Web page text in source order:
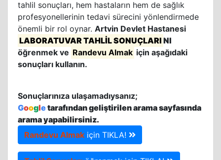
tahlil sonuçları, hem hastaların hem de sağlık
profesyonellerinin tedavi sürecini yönlendirmede
önemli bir rol oynar. Artvin Devlet Hastanesi
LABORATUVAR TAHLİL SONUÇLARI NI
öğrenmek ve Randevu Almak için aşağıdaki
sonuçları kullanın.
Sonuçlarınıza ulaşamadıysanız;
Googletarafından geliştirilen arama sayfasında
arama yapabilirsiniz.
Randevu Almak için TIKLA!